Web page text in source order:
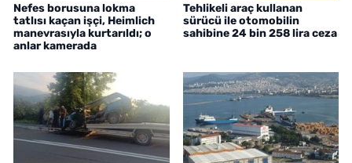
Nefes borusuna lokma
tatlısı kaçan işçi, Heimlich
manevrasıyla kurtarıldı; o
anlar kamerada
Tehlikeli araç kullanan
sürücü ile otomobilin
sahibine 24 bin 258 lira ceza